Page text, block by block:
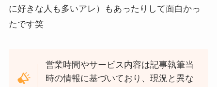
に好きな人も多いアレ）もあったりして面白かっ
たです笑
営業時間やサービス内容は記事執筆当
時の情報に基づいており、現況と異な